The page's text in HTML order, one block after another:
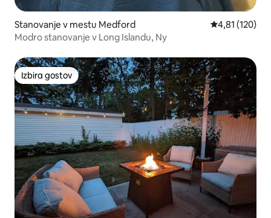
Stanovanje v mestu Medford Povprečna
4,81 (120)
Modro stanovanje v Long Islandu, Ny
Izbira gostov
Izbira gostov